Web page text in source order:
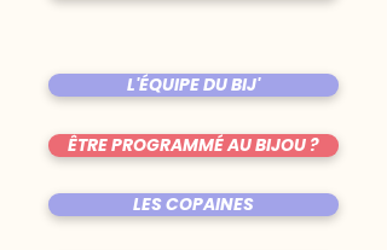
L'ÉQUIPE DU BIJ'
ÊTRE PROGRAMMÉ AU BIJOU ?
LES COPAINES